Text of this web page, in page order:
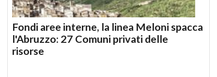
Fondi aree interne, la linea Meloni spacca
l'Abruzzo: 27 Comuni privati delle
risorse